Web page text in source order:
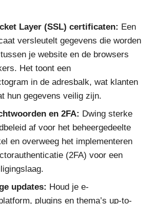
Layer (SSL) certificaten: Een
versleutelt gegevens die worden
je website en de browsers
Het toont een
in de adresbalk, wat klanten
hun gegevens veilig zijn.
en 2FA: Dwing sterke
af voor het beheergedeelte
en overweeg het implementeren
(2FA) voor een
updates: Houd je e-
plugins en thema’s up-to-